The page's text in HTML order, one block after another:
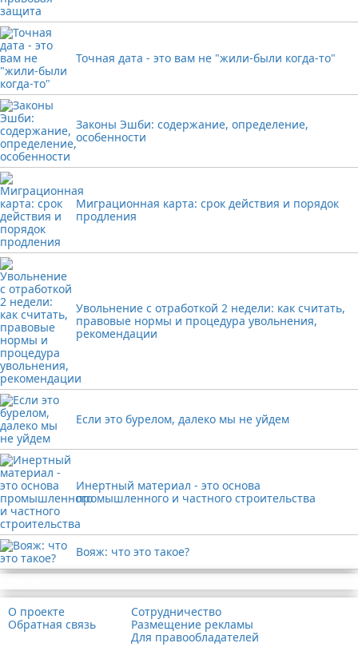
Точная дата - это вам не "жили-были когда-то"
Законы Эшби: содержание, определение,
особенности
Миграционная карта: срок действия и порядок
продления
Увольнение с отработкой 2 недели: как считать,
правовые нормы и процедура увольнения,
рекомендации
Если это бурелом, далеко мы не уйдем
Инертный материал - это основа
промышленного и частного строительства
Вояж: что это такое?
О проекте
Обратная связь
Сотрудничество
Размещение рекламы
Для правообладателей